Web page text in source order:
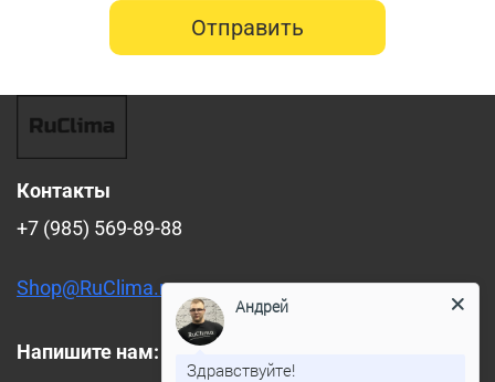
Отправить
Контакты
+7 (985) 569-89-88
Shop@RuClima.ru
Напишите нам:
Андрей
Здравствуйте!